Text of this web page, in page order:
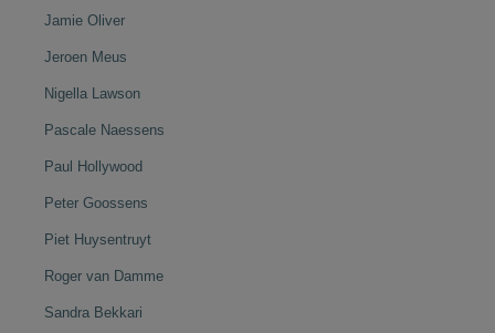
Jamie Oliver
Jeroen Meus
Nigella Lawson
Pascale Naessens
Paul Hollywood
Peter Goossens
Piet Huysentruyt
Roger van Damme
Sandra Bekkari